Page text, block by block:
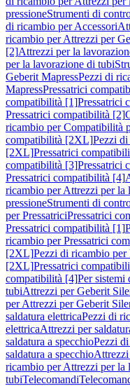
pressioneStrumenti di
di ricambio per Accessori
ricambio per Attrezzi per
[2]Attrezzi per la
per la lavorazione di tubi
Geberit MapressPezzi di
MapressPressatrici
compatibilità [1]Pressatrici
Pressatrici compatibilità [2]
ricambio per Compatibilità
compatibilità [2XL]Pezzi
[2XL]Pressatrici
compatibilità [3]Pressatrici
Pressatrici compatibilità [4]
ricambio per Attrezzi per la
pressioneStrumenti di
per PressatriciPressatrici
Pressatrici compatibilità [1]
ricambio per Pressatrici
[2XL]Pezzi di ricambio per
[2XL]Pressatrici
compatibilità [4]Per sistemi
tubiAttrezzi per Geberit
per Attrezzi per Geberit
saldatura elettricaPezzi di
elettricaAttrezzi per
saldatura a specchioPezzi
saldatura a specchio
ricambio per Attrezzi per la
tubiTelecomandi